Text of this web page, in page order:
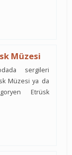
Müzesi
sergileri
Müzesi ya da
Etrüsk